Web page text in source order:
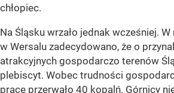
chłopiec.
Na Śląsku wrzało jednak wcześniej.
w Wersalu zadecydowano, że o
atrakcyjnych gospodarczo terenów
plebiscyt. Wobec trudności
pracę przerwało 40 kopalń. Górnicy